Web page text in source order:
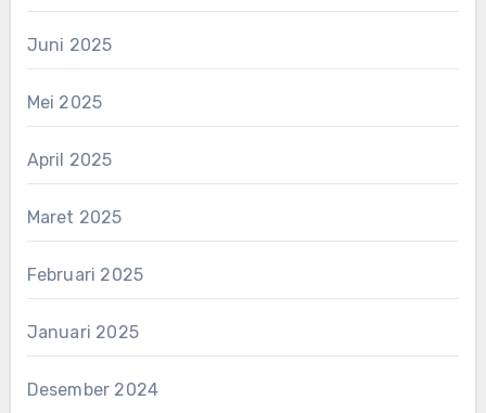
Juni 2025
Mei 2025
April 2025
Maret 2025
Februari 2025
Januari 2025
Desember 2024